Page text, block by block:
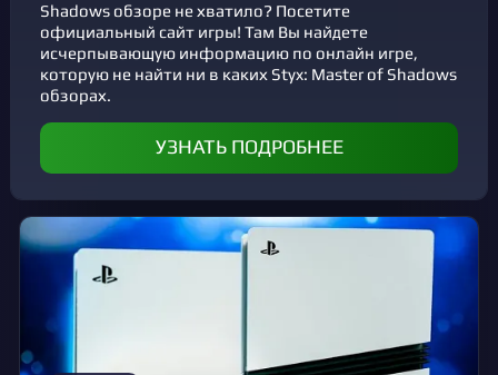
Shadows обзоре не хватило? Посетите
официальный сайт игры! Там Вы найдете
исчерпывающую информацию по онлайн игре,
которую не найти ни в каких Styx: Master of Shadows
обзорах.
УЗНАТЬ ПОДРОБНЕЕ